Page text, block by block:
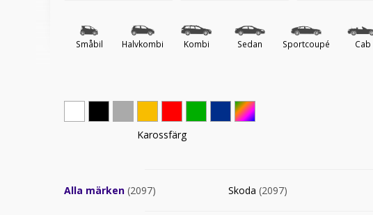
Småbil Halvkombi Kombi Sedan Sportcoupé Cab
Karossfärg
Alla märken (2097) Skoda (2097)